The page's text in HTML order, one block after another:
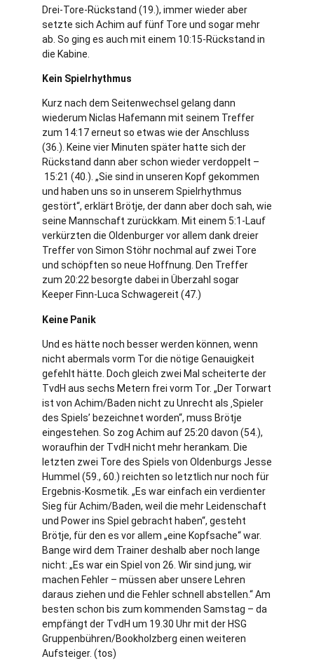
Drei-Tore-Rückstand (19.), immer wieder aber
setzte sich Achim auf fünf Tore und sogar mehr
ab. So ging es auch mit einem 10:15-Rückstand in
die Kabine.
Kein Spielrhythmus
Kurz nach dem Seitenwechsel gelang dann
wiederum Niclas Hafemann mit seinem Treffer
zum 14:17 erneut so etwas wie der Anschluss
(36.). Keine vier Minuten später hatte sich der
Rückstand dann aber schon wieder verdoppelt –
15:21 (40.). „Sie sind in unseren Kopf gekommen
und haben uns so in unserem Spielrhythmus
gestört“, erklärt Brötje, der dann aber doch sah, wie
seine Mannschaft zurückkam. Mit einem 5:1-Lauf
verkürzten die Oldenburger vor allem dank dreier
Treffer von Simon Stöhr nochmal auf zwei Tore
und schöpften so neue Hoffnung. Den Treffer
zum 20:22 besorgte dabei in Überzahl sogar
Keeper Finn-Luca Schwagereit (47.)
Keine Panik
Und es hätte noch besser werden können, wenn
nicht abermals vorm Tor die nötige Genauigkeit
gefehlt hätte. Doch gleich zwei Mal scheiterte der
TvdH aus sechs Metern frei vorm Tor. „Der Torwart
ist von Achim/Baden nicht zu Unrecht als ‚Spieler
des Spiels’ bezeichnet worden“, muss Brötje
eingestehen. So zog Achim auf 25:20 davon (54.),
woraufhin der TvdH nicht mehr herankam. Die
letzten zwei Tore des Spiels von Oldenburgs Jesse
Hummel (59., 60.) reichten so letztlich nur noch für
Ergebnis-Kosmetik. „Es war einfach ein verdienter
Sieg für Achim/Baden, weil die mehr Leidenschaft
und Power ins Spiel gebracht haben“, gesteht
Brötje, für den es vor allem „eine Kopfsache“ war.
Bange wird dem Trainer deshalb aber noch lange
nicht: „Es war ein Spiel von 26. Wir sind jung, wir
machen Fehler – müssen aber unsere Lehren
daraus ziehen und die Fehler schnell abstellen.“ Am
besten schon bis zum kommenden Samstag – da
empfängt der TvdH um 19.30 Uhr mit der HSG
Gruppenbühren/Bookholzberg einen weiteren
Aufsteiger. (tos)